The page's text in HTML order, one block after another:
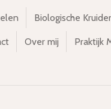
Biologische
Over mij Praktijk